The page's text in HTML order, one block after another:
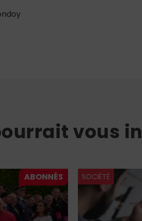
vous
SOCIÉTÉ